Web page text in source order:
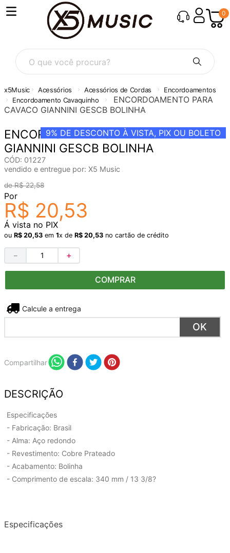
0
O que você procura?
Acessórios Acessórios de Cordas
Encordoamentos
Encordoamento Cavaquinho
ENCORDOAMENTO PARA
CAVACO GIANNINI GESCB BOLINHA
9% DE DESCONTO À VISTA, PIX OU BOLETO
ENCORDOAMENTO PARA CAVACO
GIANNINI GESCB BOLINHA
CÓD: 01227
vendido e entregue por: X5 Music
R$ 22,58
Por
R$ 20,53
Á vista no PIX
ou R$ 20,53 em 1x de R$ 20,53 no cartão de crédito
＋
－
COMPRAR
Não sei meu CEP
Compartilhar
DESCRIÇÃO
Especificações
- Fabricação: Brasil
- Alma: Aço redondo
- Revestimento: Cobre Prateado
- Acabamento: Bolinha
- Comprimento de escala: 340 mm / 13 3/8?
Especificações